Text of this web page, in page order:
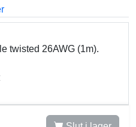
twisted 26AWG (1m).